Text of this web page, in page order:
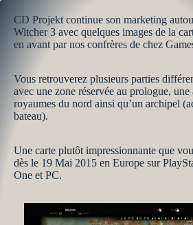
CD Projekt continue son marketing
Witcher 3 avec quelques images de la
en avant par nos confrères de chez
Vous retrouverez plusieurs parties
avec une zone réservée au prologue, une
royaumes du nord ainsi qu’un archipel
bateau).
Une carte plutôt impressionnante que
dès le 19 Mai 2015 en Europe sur
One et PC.